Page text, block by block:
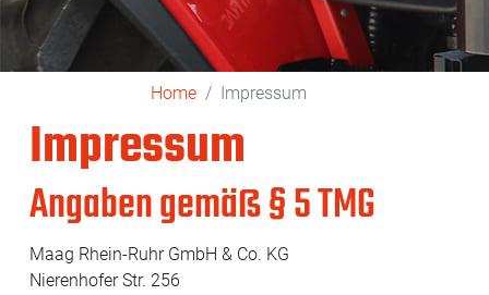
Home Impressum
Impressum
Angaben gemäß § 5 TMG
Maag Rhein-Ruhr GmbH & Co. KG
Nierenhofer Str. 256